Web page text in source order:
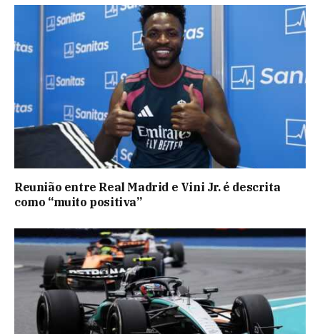
Reunião entre Real Madrid e Vini Jr. é descrita
como “muito positiva”